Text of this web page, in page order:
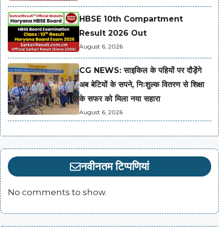
HBSE 10th Compartment
Result 2026 Out
August 6, 2026
CG NEWS: साइकिल के पहियों पर दौड़ेंगे
अब बेटियों के सपने, निःशुल्क वितरण से शिक्षा
के सफर को मिला नया सहारा
August 6, 2026
नवीनतम टिप्पणियां
No comments to show.